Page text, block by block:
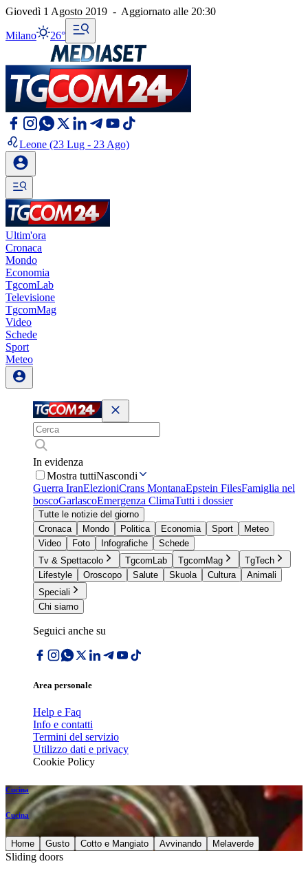
Giovedì 1 Agosto 2019 - Aggiornato alle 20:30
Milano 26°
Leone (23 Lug - 23 Ago)
Ultim'ora
Cronaca
Mondo
Economia
TgcomLab
Televisione
TgcomMag
Video
Schede
Sport
Meteo
In evidenza
Mostra tuttiNascondi
Guerra IranElezioniCrans MontanaEpstein FilesFamiglia nel
boscoGarlascoEmergenza ClimaTutti i dossier
Tutte le notizie del giorno
Cronaca
Mondo Politica Economia Sport
Meteo
Video
Foto Infografiche
Schede
Tv & Spettacolo
TgcomLab TgcomMag
TgTech
Lifestyle
Oroscopo Salute Skuola Cultura
Animali
Speciali
Chi siamo
Seguici anche su
Area personale
Help e Faq
Info e contatti
Termini del servizio
Utilizzo dati e privacy
Cookie Policy
Cucina
Cucina
Home Gusto Cotto e Mangiato Avvinando Melaverde
Sliding doors